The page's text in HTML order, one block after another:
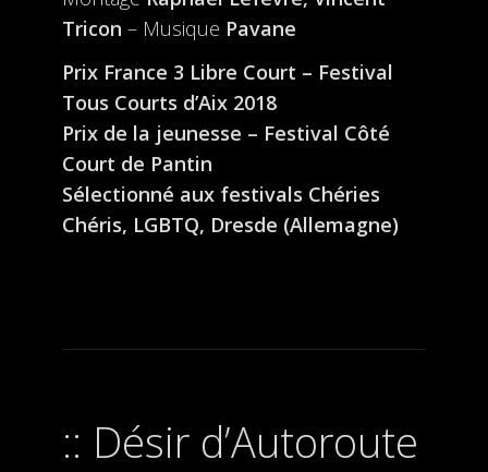
Tricon – Musique Pavane
Prix France 3 Libre Court – Festival
Tous Courts d’Aix 2018
Prix de la jeunesse – Festival Côté
Court de Pantin
Sélectionné aux festivals Chéries
Chéris, LGBTQ, Dresde (Allemagne)
Désir d’Autoroute